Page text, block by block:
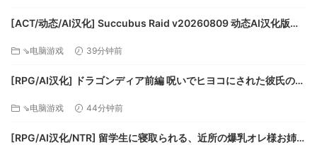
[ACT/动态/AI汉化] Succubus Raid v20260809 动态AI汉化版
⇘电脑游戏 39分钟前
[RPG/AI汉化] ドラゴンディア前編 呪いでヒヨコにされた彼氏の前
[1.1G]
⇘电脑游戏 44分钟前
[RPG/AI汉化/NTR] 留学生に寝取られる、近所の爆乳オレ様お姉ち